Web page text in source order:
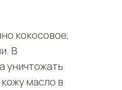
кокосовое,
В
уничтожать
масло в